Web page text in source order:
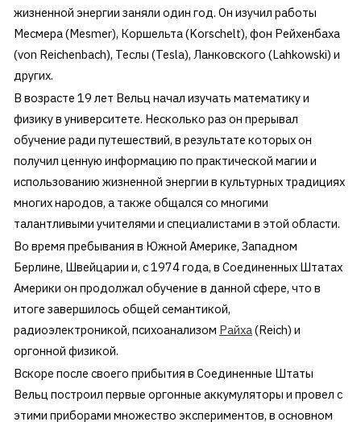
жизненной энергии заняли один год. Он изучил работы
Месмера (Mesmer), Коршельта (Korschelt), фон Рейхенбаха
(von Reichenbach), Теслы (Tesla), Ланковского (Lahkowski) и
других.
В возрасте 19 лет Вельц начал изучать математику и
физику в университете. Несколько раз он прерывал
обучение ради путешествий, в результате которых он
получил ценную информацию по практической магии и
использованию жизненной энергии в культурных традициях
многих народов, а также общался со многими
талантливыми учителями и специалистами в этой области.
Во время пребывания в Южной Америке, Западном
Берлине, Швейцарии и, с 1974 года, в Соединенных Штатах
Америки он продолжал обучение в данной сфере, что в
итоге завершилось общей семантикой,
радиоэлектроникой, психоанализом Райха (Reich) и
оргонной физикой.
Вскоре после своего прибытия в Соединенные Штаты
Вельц построил первые оргонные аккумуляторы и провел с
этими приборами множество экспериментов, в основном